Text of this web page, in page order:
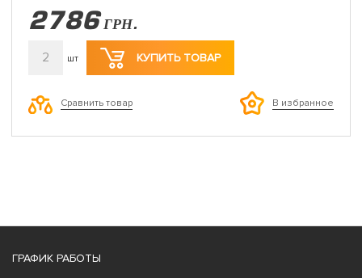
2786 ГРН.
2 шт КУПИТЬ ТОВАР
Сравнить товар В избранное
ГРАФИК РАБОТЫ